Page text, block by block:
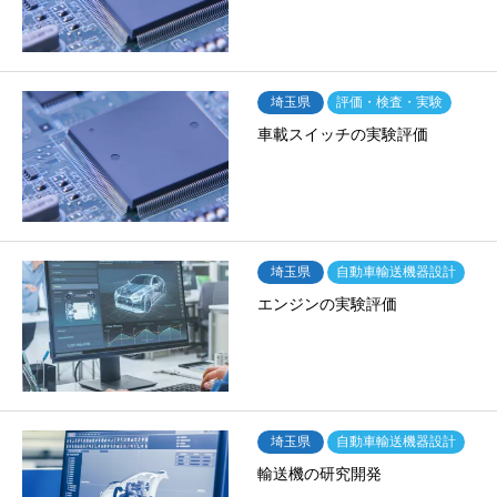
埼玉県 評価・検査・実験
車載スイッチの実験評価
埼玉県 自動車輸送機器設計
エンジンの実験評価
埼玉県 自動車輸送機器設計
輸送機の研究開発